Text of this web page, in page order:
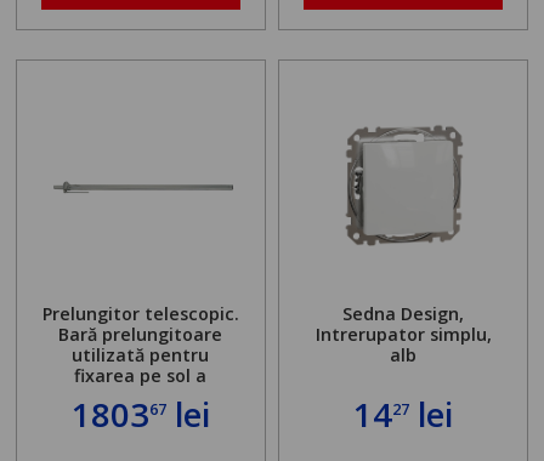
Prelungitor telescopic.
Bară prelungitoare
utilizată pentru
fixarea pe sol a
standului mașinii de
găurit în locul
180367lei
Sedna Design,
Intrerupator simplu,
alb
1427 lei